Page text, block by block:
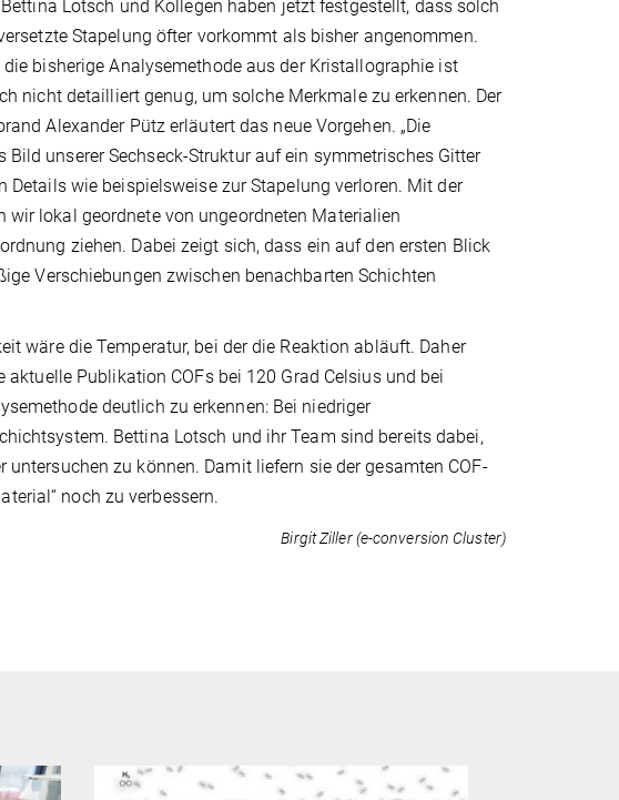
Lotsch und Kollegen haben jetzt festgestellt, dass solch
Stapelung öfter vorkommt als bisher angenommen.
die bisherige Analysemethode aus der Kristallographie ist
nicht detailliert genug, um solche Merkmale zu erkennen. Der
Alexander Pütz erläutert das neue Vorgehen. „Die
unserer Sechseck-Struktur auf ein symmetrisches Gitter
Details wie beispielsweise zur Stapelung verloren. Mit der
lokal geordnete von ungeordneten Materialien
ziehen. Dabei zeigt sich, dass ein auf den ersten Blick
Verschiebungen zwischen benachbarten Schichten
wäre die Temperatur, bei der die Reaktion abläuft. Daher
Publikation COFs bei 120 Grad Celsius und bei
deutlich zu erkennen: Bei niedriger
Bettina Lotsch und ihr Team sind bereits dabei,
zu können. Damit liefern sie der gesamten COF-
noch zu verbessern.
Birgit Ziller (e-conversion Cluster)